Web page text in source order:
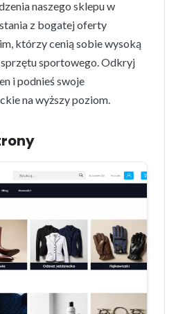
naszego sklepu w
z bogatej oferty
którzy cenią sobie wysoką
sportowego. Odkryj
i podnieś swoje
na wyższy poziom.